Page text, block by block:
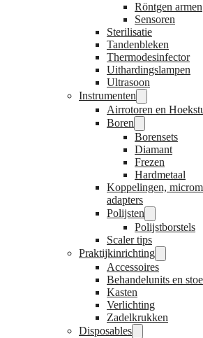
Röntgen armen
Sensoren
Sterilisatie
Tandenbleken
Thermodesinfector
Uithardingslampen
Ultrasoon
Instrumenten
Airrotoren en
Boren
Borensets
Diamant
Frezen
Hardmetaal
Koppelingen,
adapters
Polijsten
Polijstborstels
Scaler tips
Praktijkinrichting
Accessoires
Behandelunits en
Kasten
Verlichting
Zadelkrukken
Disposables